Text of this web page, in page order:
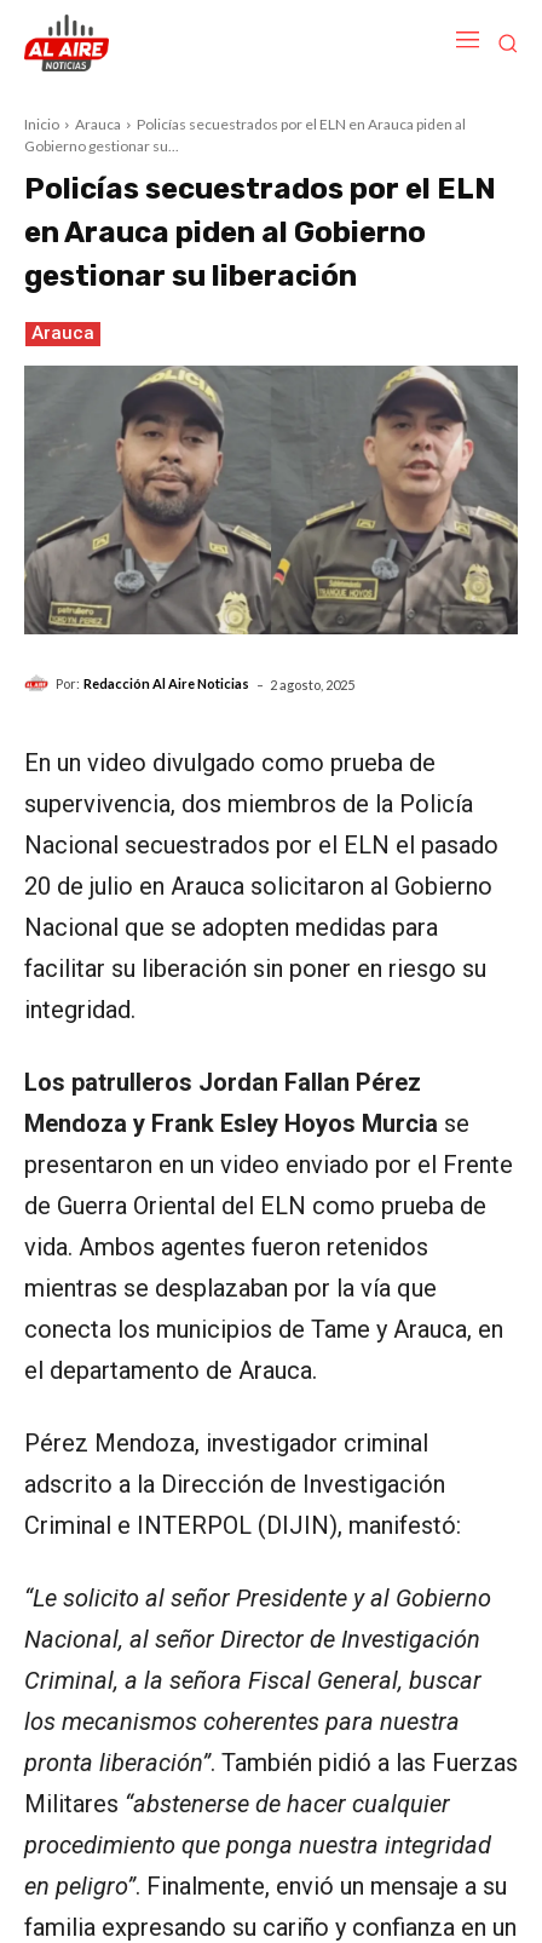
Inicio Arauca
Policías secuestrados por el ELN en Arauca piden al
Gobierno gestionar su...
Policías secuestrados por el ELN
en Arauca piden al Gobierno
gestionar su liberación
Arauca
Por: Redacción Al Aire Noticias - 2 agosto, 2025
En un video divulgado como prueba de
supervivencia, dos miembros de la Policía
Nacional secuestrados por el ELN el pasado
20 de julio en Arauca solicitaron al Gobierno
Nacional que se adopten medidas para
facilitar su liberación sin poner en riesgo su
integridad.
Los patrulleros Jordan Fallan Pérez
Mendoza y Frank Esley Hoyos Murcia se
presentaron en un video enviado por el Frente
de Guerra Oriental del ELN como prueba de
vida. Ambos agentes fueron retenidos
mientras se desplazaban por la vía que
conecta los municipios de Tame y Arauca, en
el departamento de Arauca.
Pérez Mendoza, investigador criminal
adscrito a la Dirección de Investigación
Criminal e INTERPOL (DIJIN), manifestó:
“Le solicito al señor Presidente y al Gobierno
Nacional, al señor Director de Investigación
Criminal, a la señora Fiscal General, buscar
los mecanismos coherentes para nuestra
pronta liberación”. También pidió a las Fuerzas
Militares “abstenerse de hacer cualquier
procedimiento que ponga nuestra integridad
en peligro”. Finalmente, envió un mensaje a su
familia expresando su cariño y confianza en un